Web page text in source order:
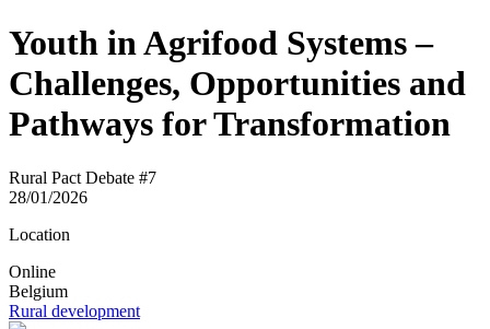
Youth in Agrifood Systems –
Challenges, Opportunities and
Pathways for Transformation
Rural Pact Debate #7
28/01/2026
Location
Online
Belgium
Rural development